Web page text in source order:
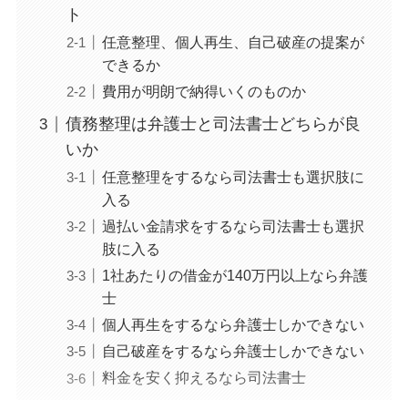
ト
任意整理、個人再生、自己破産の提案が
できるか
費用が明朗で納得いくのものか
債務整理は弁護士と司法書士どちらが良
いか
任意整理をするなら司法書士も選択肢に
入る
過払い金請求をするなら司法書士も選択
肢に入る
1社あたりの借金が140万円以上なら弁護
士
個人再生をするなら弁護士しかできない
自己破産をするなら弁護士しかできない
料金を安く抑えるなら司法書士